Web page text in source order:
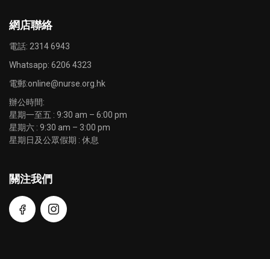
網店聯絡
電話: 2314 6943
Whatsapp: 6206 4323
電郵:online@nurse.org.hk
辦公時間:
星期一至五 : 9:30 am – 6:00 pm
星期六 : 9:30 am – 3:00 pm
星期日及公眾假期 : 休息
關注我們